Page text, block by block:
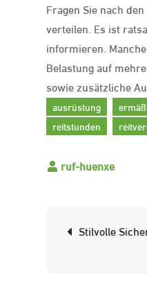
Fragen Sie nach
verteilen. Es ist
informieren.
Belastung auf
sowie zusätzliche
ausrüstung
reitstunden
Beitrags-
Stilvolle